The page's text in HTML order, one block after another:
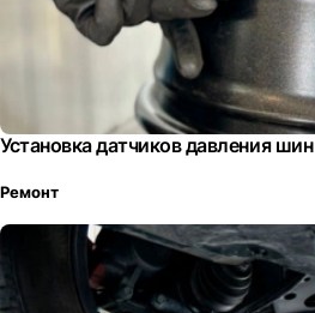
Установка датчиков давления шин
Ремонт